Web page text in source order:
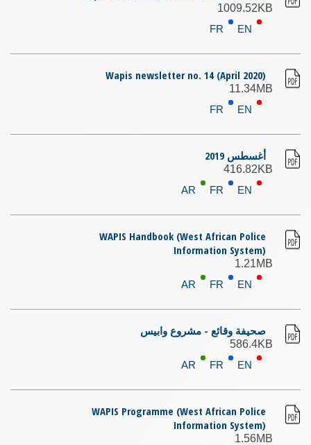
1009.52KB
EN
FR
Wapis newsletter no. 14 (April 2020)
11.34MB
EN
FR
أغسطس 2019
416.82KB
EN
FR
AR
WAPIS Handbook (West African Police
Information System)
1.21MB
EN
FR
AR
صحيفة وقائع - مشروع وابيس
586.4KB
EN
FR
AR
WAPIS Programme (West African Police
Information System)
1.56MB